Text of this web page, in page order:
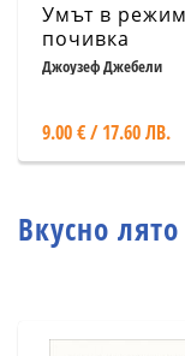
Умът в режим
почивка
Джоузеф Джебели
9.00 € / 17.60 ЛВ.
Вкусно лято